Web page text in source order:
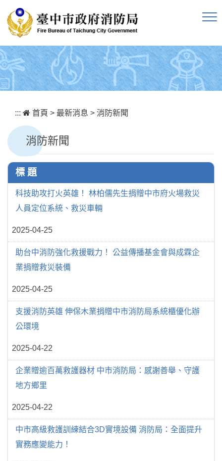
::: 首頁 > 最新消息 > 消防新聞
消防新聞
標 題
科技助攻打火英雄！ 林柏儒先生捐贈中市府火場救災
人員定位系統、救災車輛
2025-04-25
助台中消防強化救援戰力！ 公益傳播基金會與成霖企
業捐贈救災裝備
2025-04-25
支援消防英雄 伸保木業捐贈中市消防局系統櫃優化辦
公環境
2025-04-22
企業贈逾百萬救護器材 中市消防局：感謝善舉、守護
地方鄉里
2025-04-22
中市高級救護訓練結合3D實境設備 消防局：全面提升
實務應變能力！